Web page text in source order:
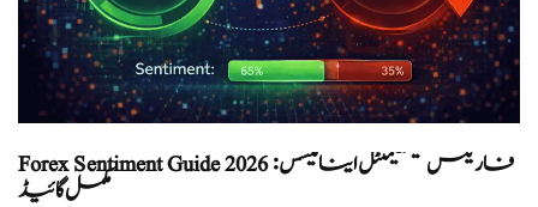
Forex Sentiment Guide 2026 فاریکس سینٹیمنٹل اینالیسس:
مکمل گائیڈ